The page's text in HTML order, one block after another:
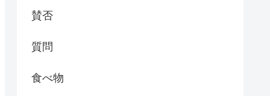
賛否
質問
食べ物